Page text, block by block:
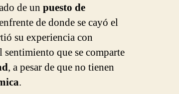
de un puesto de
de donde se cayó el
su experiencia con
sentimiento que se comparte
, a pesar de que no tienen
.